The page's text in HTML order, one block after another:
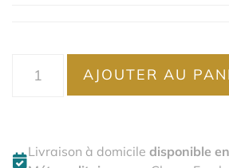
AJOUTER AU
Livraison à domicile disponible